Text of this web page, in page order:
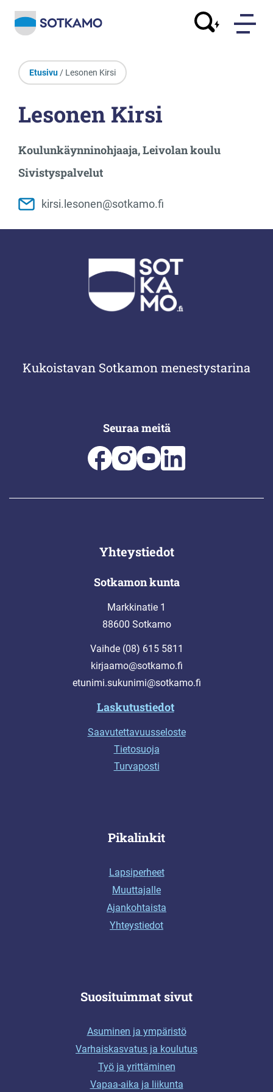
Etusivu / Lesonen Kirsi
Lesonen Kirsi
Koulunkäynninohjaaja, Leivolan koulu
Sivistyspalvelut
kirsi.lesonen@sotkamo.fi
Kukoistavan Sotkamon menestystarina
Seuraa meitä
Yhteystiedot
Sotkamon kunta
Markkinatie 1
88600 Sotkamo
Vaihde (08) 615 5811
kirjaamo@sotkamo.fi
etunimi.sukunimi@sotkamo.fi
Laskutustiedot
Saavutettavuusseloste
Tietosuoja
Turvaposti
Pikalinkit
Lapsiperheet
Muuttajalle
Ajankohtaista
Yhteystiedot
Suosituimmat sivut
Asuminen ja ympäristö
Varhaiskasvatus ja koulutus
Työ ja yrittäminen
Vapaa-aika ja liikunta